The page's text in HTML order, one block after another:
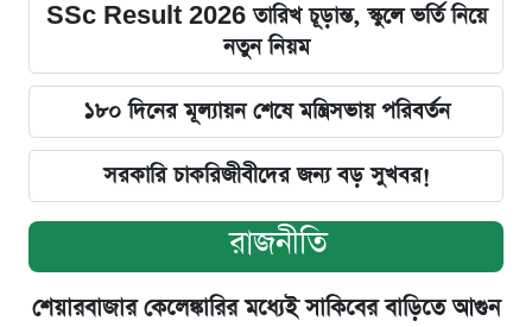
SSc Result 2026 তারিখ চূড়ান্ত, স্কুলে ভর্তি নিয়ে
নতুন নিয়ম
১৮০ দিনের মূল্যায়ন শেষে মন্ত্রিসভায় পরিবর্তন
সরকারি চাকরিজীবীদের জন্য বড় সুখবর!
রাজনীতি
শেয়ারবাজার কেলেঙ্কারির মধ্যেই সাকিবের বাড়িতে আগুন